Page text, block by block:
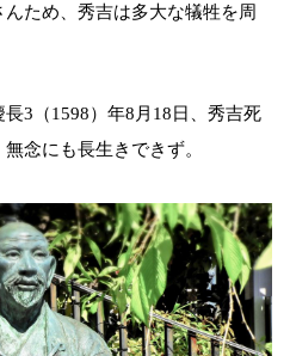
ため、秀吉は多大な犠牲を周
3（1598）年8月18日、秀吉死
念にも長生きできず。